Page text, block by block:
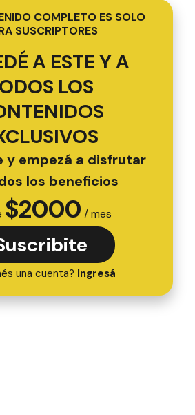
COMPLETO ES SOLO
SUSCRIPTORES
A ESTE Y A
LOS
y empezá a disfrutar
los beneficios
$2000 / mes
una cuenta? Ingresá